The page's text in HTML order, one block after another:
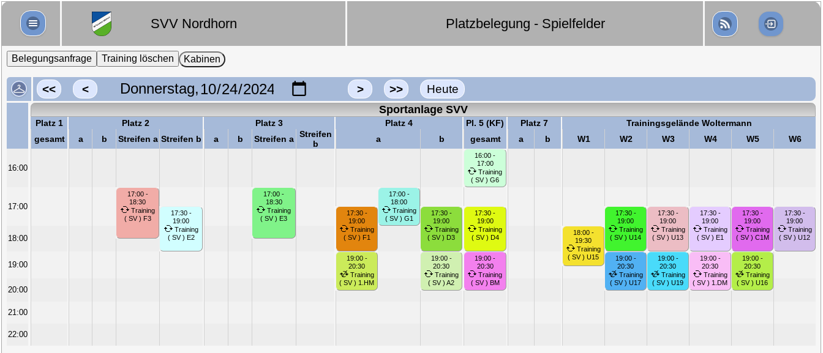
SVV Nordhorn Platzbelegung - Spielfelder
Belegungsanfrage Training löschen Kabinen
<< < Donnerstag, > >> Heute
Sportanlage SVV
Platz 1 Platz 2 Platz 3 Platz 4 Pl. 5 (KF) Platz 7
Trainingsgelände Woltermann
gesamt
a b Streifen a Streifen b a b Streifen a Streifen
b
a b gesamt a b W1 W2 W3 W4 W5 W6
16:00
16:00 -
17:00
Training
( SV ) G6
17:00
17:00 -
18:30
Training
( SV ) F3
17:00 -
18:30
Training
( SV ) E3
17:00 -
18:00
Training
( SV ) G1
17:30 -
19:00
Training
( SV ) E2
17:30 -
19:00
Training
( SV ) F1
17:30 -
19:00
Training
( SV ) D3
17:30 -
19:00
Training
( SV ) D4
17:30 -
19:00
Training
( SV ) U14
17:30 -
19:00
Training
( SV ) U13
17:30 -
19:00
Training
( SV ) E1
17:30 -
19:00
Training
( SV ) C1M
17:30 -
19:00
Training
( SV ) U12
18:00
18:00 -
19:30
Training
( SV ) U15
19:00
19:00 -
20:30
Training
( SV ) 1.HM
19:00 -
20:30
Training
( SV ) A2
19:00 -
20:30
Training
( SV ) BM
19:00 -
20:30
Training
( SV ) U17
19:00 -
20:30
Training
( SV ) U19
19:00 -
20:30
Training
( SV ) 1.DM
19:00 -
20:30
Training
( SV ) U16
20:00
21:00
22:00